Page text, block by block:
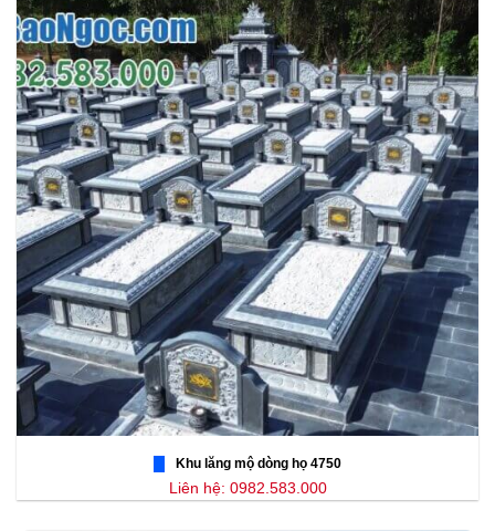
Khu lăng mộ dòng họ 4750
Liên hệ: 0982.583.000